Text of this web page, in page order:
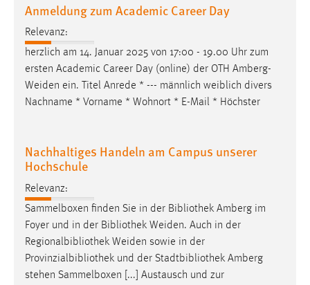
Anmeldung zum Academic Career Day
Relevanz:
herzlich am 14. Januar 2025 von 17:00 - 19.00 Uhr zum
ersten Academic Career Day (online) der OTH Amberg-
Weiden ein. Titel Anrede * --- männlich weiblich divers
Nachname * Vorname * Wohnort * E-Mail * Höchster
Nachhaltiges Handeln am Campus unserer
Hochschule
Relevanz:
Sammelboxen finden Sie in der Bibliothek Amberg im
Foyer und in der Bibliothek Weiden. Auch in der
Regionalbibliothek Weiden sowie in der
Provinzialbibliothek und der Stadtbibliothek Amberg
stehen Sammelboxen [...] Austausch und zur